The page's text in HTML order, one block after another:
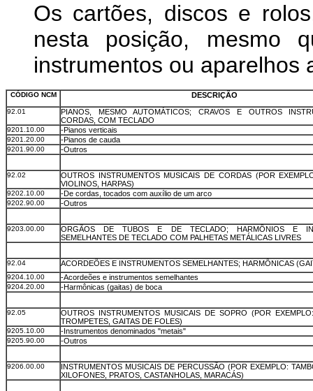
Os cartões, discos e
nesta posição, mesmo
instrumentos ou aparelhos
CÓDIGO NCM DESCRIÇÃO
92.01
PIANOS, MESMO AUTOMÁTICOS; CRAVOS E OUTROS
CORDAS, COM TECLADO
9201.10.00 -Pianos verticais
9201.20.00 -Pianos de cauda
9201.90.00 -Outros
92.02
OUTROS INSTRUMENTOS MUSICAIS DE CORDAS (POR
VIOLINOS, HARPAS)
9202.10.00 -De cordas, tocados com auxílio de um arco
9202.90.00 -Outros
9203.00.00
ORGÃOS DE TUBOS E DE TECLADO; HARMÔNIOS E
SEMELHANTES DE TECLADO COM PALHETAS METÁLICAS LIVRES
92.04 ACORDEÕES E INSTRUMENTOS SEMELHANTES; HARMÔNICAS
9204.10.00 -Acordeões e instrumentos semelhantes
9204.20.00 -Harmônicas (gaitas) de boca
92.05
OUTROS INSTRUMENTOS MUSICAIS DE SOPRO (POR
TROMPETES, GAITAS DE FOLES)
9205.10.00 -Instrumentos denominados "metais"
9205.90.00 -Outros
9206.00.00
INSTRUMENTOS MUSICAIS DE PERCUSSÃO (POR EXEMPLO:
XILOFONES, PRATOS, CASTANHOLAS, MARACÁS)